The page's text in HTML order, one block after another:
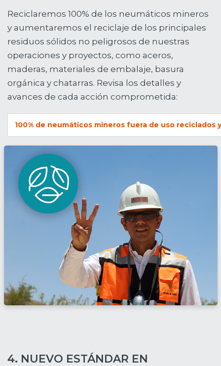
Reciclaremos 100% de los neumáticos mineros
y aumentaremos el reciclaje de los principales
residuos sólidos no peligrosos de nuestras
operaciones y proyectos, como aceros,
maderas, materiales de embalaje, basura
orgánica y chatarras. Revisa los detalles y
avances de cada acción comprometida:
100% de neumáticos mineros fuera de uso reciclados
4. NUEVO ESTÁNDAR EN